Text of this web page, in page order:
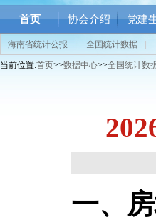
首页 协会介绍 党建
海南省统计公报 全国统计数据
当前位置:首页>>数据中心>>全国统计数
一、